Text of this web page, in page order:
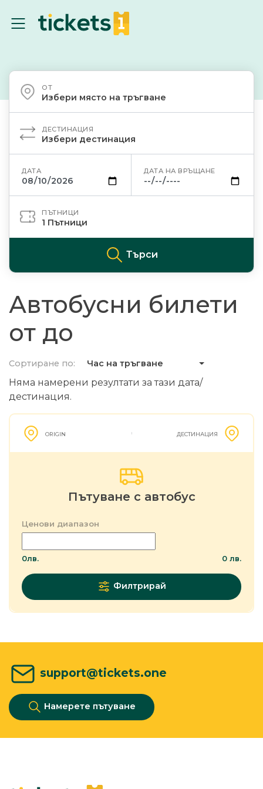
ОТ
Избери място на тръгване
ДЕСТИНАЦИЯ
Избери дестинация
ДАТА ДАТА НА ВРЪЩАНЕ
ПЪТНИЦИ
1 Пътници
Търси
Автобусни билети
от до
Сортиране по: Час на тръгване
Няма намерени резултати за тази дата/
дестинация.
ORIGIN ДЕСТИНАЦИЯ
Пътуване с автобус
Ценови диапазон
0лв. 0 лв.
Филтрирай
support@tickets.one
Намерете пътуване